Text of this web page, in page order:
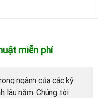
miễn phí
ngành của các kỹ
lâu năm. Chúng tôi